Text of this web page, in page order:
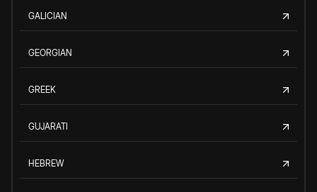
GALICIAN
GEORGIAN
GREEK
GUJARATI
HEBREW